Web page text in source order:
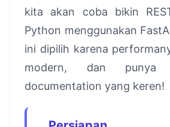
kita akan coba bikin
Python menggunakan
ini dipilih karena
modern, dan
documentation yang keren!